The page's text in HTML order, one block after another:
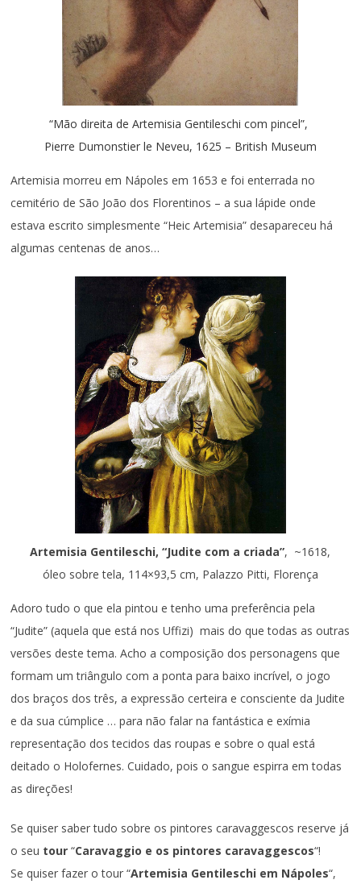
“Mão direita de Artemisia Gentileschi com pincel”,
Pierre Dumonstier le Neveu, 1625 – British Museum
Artemisia morreu em Nápoles em 1653 e foi enterrada no
cemitério de São João dos Florentinos – a sua lápide onde
estava escrito simplesmente “Heic Artemisia” desapareceu há
algumas centenas de anos…
Artemisia Gentileschi, “Judite com a criada”, ~1618,
óleo sobre tela, 114×93,5 cm, Palazzo Pitti, Florença
Adoro tudo o que ela pintou e tenho uma preferência pela
“Judite” (aquela que está nos Uffizi) mais do que todas as outras
versões deste tema. Acho a composição dos personagens que
formam um triângulo com a ponta para baixo incrível, o jogo
dos braços dos três, a expressão certeira e consciente da Judite
e da sua cúmplice … para não falar na fantástica e exímia
representação dos tecidos das roupas e sobre o qual está
deitado o Holofernes. Cuidado, pois o sangue espirra em todas
as direções!
Se quiser saber tudo sobre os pintores caravaggescos reserve já
o seu tour“Caravaggio e os pintores caravaggescos“!
Se quiser fazer o tour “Artemisia Gentileschi em Nápoles“,